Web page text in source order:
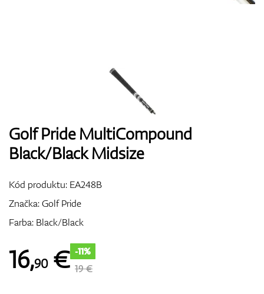
Bagy
Vozíky
Golf Pride MultiCompound
Black/Black Midsize
Kód produktu: EA248B
Značka:Golf Pride
Farba: Black/Black
16,90€ -11%
19 €